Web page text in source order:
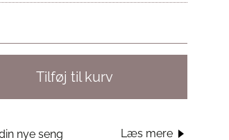
Tilføj til kurv
nye seng Læs mere